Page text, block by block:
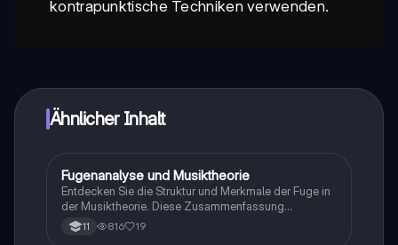
kontrapunktische Techniken verwenden.
Ähnlicher Inhalt
Musik
Fugenanalyse und Musiktheorie
Entdecken Sie die Struktur und Merkmale der Fuge in
der Musiktheorie. Diese Zusammenfassung
behandelt die Definition, den Aufbau, die
Unterschiede zwischen Homophonie und Polyphonie
11 816 19